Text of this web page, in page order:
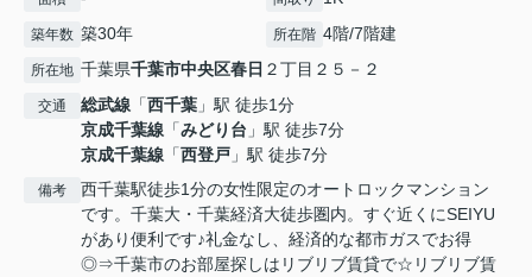
築年数 築30年 所在階 4階/7階建
所在地 千葉県千葉市中央区春日 ２丁目２５－２
交通 総武線 「西千葉 」駅 徒歩1分
京成千葉線 「みどり台 」駅 徒歩7分
京成千葉線 「西登戸 」駅 徒歩7分
備考
西千葉駅徒歩1分の女性限定のオートロックマンション
です。千葉大・千葉経済大徒歩圏内。すぐ近くにSEIYU
があり便利です♪礼金なし、経済的な都市ガスでお得
◎⇒千葉市のお部屋探しはリブリブ賃貸で☆リブリブ賃